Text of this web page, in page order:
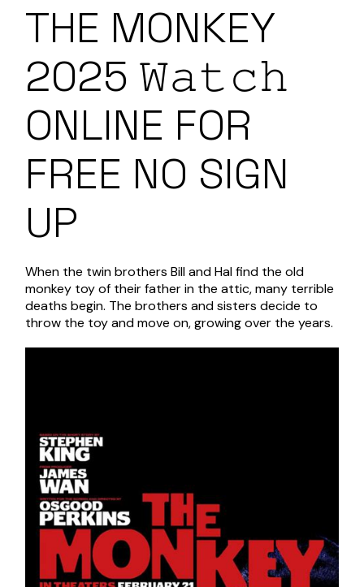
THE MONKEY
2025 𝚆𝚊𝚝𝚌𝚑
ONLINE FOR
FREE NO SIGN
UP
When the twin brothers Bill and Hal find the old
monkey toy of their father in the attic, many terrible
deaths begin. The brothers and sisters decide to
throw the toy and move on, growing over the years.